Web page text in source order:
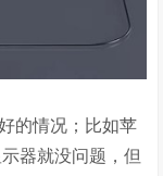
的情况；比如苹
器就没问题，但